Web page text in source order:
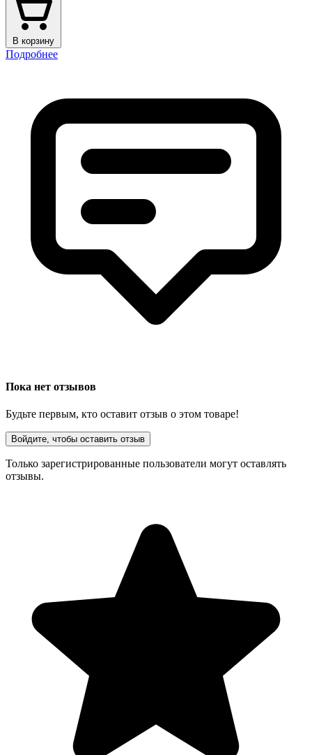
В корзину
Подробнее
Пока нет отзывов
Будьте первым, кто оставит отзыв о этом товаре!
Войдите, чтобы оставить отзыв
Только зарегистрированные пользователи могут оставлять
отзывы.